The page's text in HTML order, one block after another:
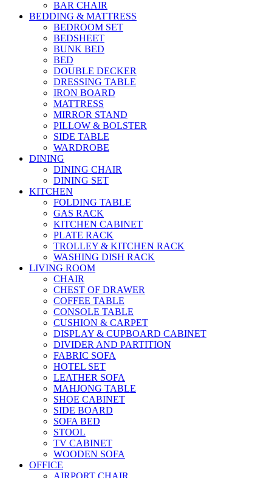
BAR CHAIR
BEDDING & MATTRESS
BEDROOM SET
BEDSHEET
BUNK BED
BED
DOUBLE DECKER
DRESSING TABLE
IRON BOARD
MATTRESS
MIRROR STAND
PILLOW & BOLSTER
SIDE TABLE
WARDROBE
DINING
DINING CHAIR
DINING SET
KITCHEN
FOLDING TABLE
GAS RACK
KITCHEN CABINET
PLATE RACK
TROLLEY & KITCHEN RACK
WASHING DISH RACK
LIVING ROOM
CHAIR
CHEST OF DRAWER
COFFEE TABLE
CONSOLE TABLE
CUSHION & CARPET
DISPLAY & CUPBOARD CABINET
DIVIDER AND PARTITION
FABRIC SOFA
HOTEL SET
LEATHER SOFA
MAHJONG TABLE
SHOE CABINET
SIDE BOARD
SOFA BED
STOOL
TV CABINET
WOODEN SOFA
OFFICE
AIRPORT CHAIR